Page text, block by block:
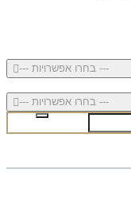
--- בחרו אפשרויות ---
--- בחרו אפשרויות ---